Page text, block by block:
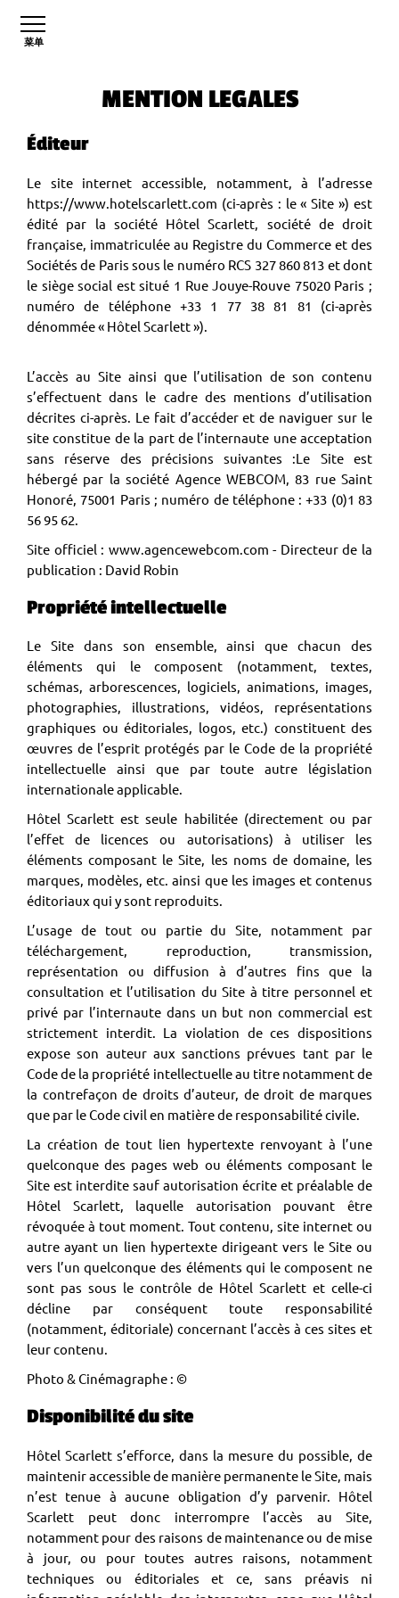
菜单
MENTION LEGALES
Éditeur
Le site internet accessible, notamment, à l’adresse
https://www.hotelscarlett.com (ci-après : le « Site ») est
édité par la société Hôtel Scarlett, société de droit
française, immatriculée au Registre du Commerce et des
Sociétés de Paris sous le numéro RCS 327 860 813 et dont
le siège social est situé 1 Rue Jouye-Rouve 75020 Paris ;
numéro de téléphone +33 1 77 38 81 81 (ci-après
dénommée « Hôtel Scarlett »).
L’accès au Site ainsi que l’utilisation de son contenu
s’effectuent dans le cadre des mentions d’utilisation
décrites ci-après. Le fait d’accéder et de naviguer sur le
site constitue de la part de l’internaute une acceptation
sans réserve des précisions suivantes :Le Site est
hébergé par la société Agence WEBCOM, 83 rue Saint
Honoré, 75001 Paris ; numéro de téléphone : +33 (0)1 83
56 95 62.
Site officiel : www.agencewebcom.com - Directeur de la
publication : David Robin
Propriété intellectuelle
Le Site dans son ensemble, ainsi que chacun des
éléments qui le composent (notamment, textes,
schémas, arborescences, logiciels, animations, images,
photographies, illustrations, vidéos, représentations
graphiques ou éditoriales, logos, etc.) constituent des
œuvres de l’esprit protégés par le Code de la propriété
intellectuelle ainsi que par toute autre législation
internationale applicable.
Hôtel Scarlett est seule habilitée (directement ou par
l’effet de licences ou autorisations) à utiliser les
éléments composant le Site, les noms de domaine, les
marques, modèles, etc. ainsi que les images et contenus
éditoriaux qui y sont reproduits.
L’usage de tout ou partie du Site, notamment par
téléchargement, reproduction, transmission,
représentation ou diffusion à d’autres fins que la
consultation et l’utilisation du Site à titre personnel et
privé par l’internaute dans un but non commercial est
strictement interdit. La violation de ces dispositions
expose son auteur aux sanctions prévues tant par le
Code de la propriété intellectuelle au titre notamment de
la contrefaçon de droits d’auteur, de droit de marques
que par le Code civil en matière de responsabilité civile.
La création de tout lien hypertexte renvoyant à l’une
quelconque des pages web ou éléments composant le
Site est interdite sauf autorisation écrite et préalable de
Hôtel Scarlett, laquelle autorisation pouvant être
révoquée à tout moment. Tout contenu, site internet ou
autre ayant un lien hypertexte dirigeant vers le Site ou
vers l’un quelconque des éléments qui le composent ne
sont pas sous le contrôle de Hôtel Scarlett et celle-ci
décline par conséquent toute responsabilité
(notamment, éditoriale) concernant l’accès à ces sites et
leur contenu.
Photo & Cinémagraphe : ©
Disponibilité du site
Hôtel Scarlett s’efforce, dans la mesure du possible, de
maintenir accessible de manière permanente le Site, mais
n’est tenue à aucune obligation d’y parvenir. Hôtel
Scarlett peut donc interrompre l’accès au Site,
notamment pour des raisons de maintenance ou de mise
à jour, ou pour toutes autres raisons, notamment
techniques ou éditoriales et ce, sans préavis ni